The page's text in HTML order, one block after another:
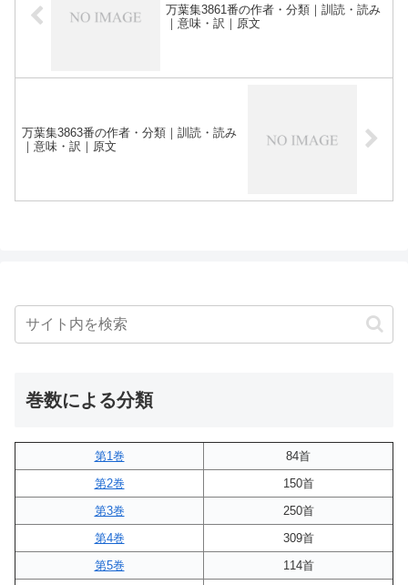
万葉集3861番の作者・分類｜訓読・読み
｜意味・訳｜原文
万葉集3863番の作者・分類｜訓読・読み
｜意味・訳｜原文
巻数による分類
第1巻
84首
第2巻
150首
第3巻
250首
第4巻
309首
第5巻
114首